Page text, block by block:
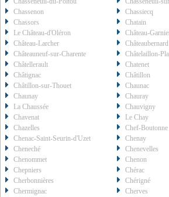
Chassenon
Chassiecq
Chassors
Chatain
Le Château-d'Oléron
Château-
Château-Larcher
Châteaubernard
Châteauneuf-sur-Charente
Châtelaillon-
Châtellerault
Chatenet
Châtignac
Châtillon
Châtillon-sur-Thouet
Chaunac
Chaunay
Chauray
La Chaussée
Chauvigny
Chavenat
Le Chay
Chazelles
Chef-Boutonne
Chenac-Saint-Seurin-d'Uzet
Chenay
Cheneché
Chenevelles
Chenommet
Chenon
Chepniers
Chérac
Cherbonnières
Chérigné
Chermignac
Cherves